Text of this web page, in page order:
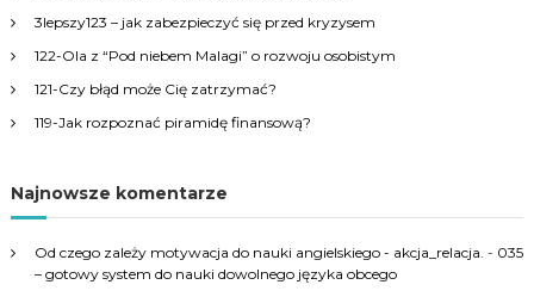
o
r
3lepszy123 – jak zabezpieczyć się przed kryzysem
122-Ola z “Pod niebem Malagi” o rozwoju osobistym
121-Czy błąd może Cię zatrzymać?
119-Jak rozpoznać piramidę finansową?
Najnowsze komentarze
Od czego zależy motywacja do nauki angielskiego - akcja_relacja. - 035
– gotowy system do nauki dowolnego języka obcego